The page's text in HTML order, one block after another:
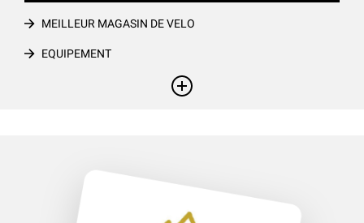
MEILLEUR MAGASIN DE VELO
EQUIPEMENT
+